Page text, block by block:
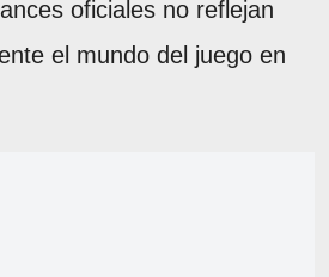
oficiales no reflejan
el mundo del juego en